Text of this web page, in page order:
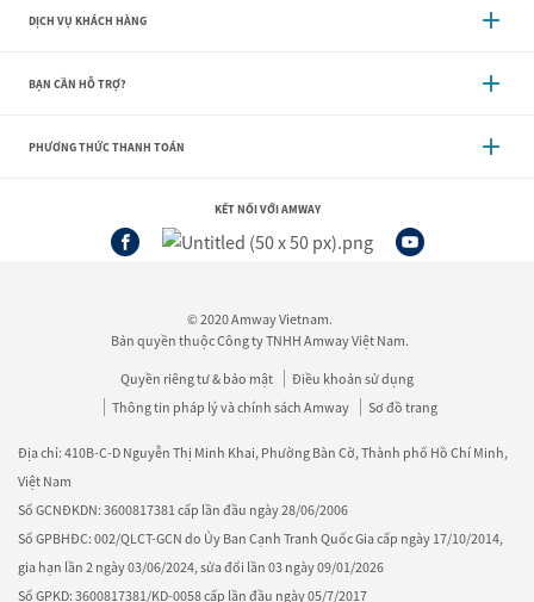
DỊCH VỤ KHÁCH HÀNG
BẠN CẦN HỖ TRỢ?
PHƯƠNG THỨC THANH TOÁN
KẾT NỐI VỚI AMWAY
© 2020 Amway Vietnam.
Bản quyền thuộc Công ty TNHH Amway Việt Nam.
Quyền riêng tư & bảo mật
Điều khoản sử dụng
Thông tin pháp lý và chính sách Amway
Sơ đồ trang
Địa chỉ: 410B-C-D Nguyễn Thị Minh Khai, Phường Bàn Cờ, Thành phố Hồ Chí Minh,
Việt Nam
Số GCNĐKDN: 3600817381 cấp lần đầu ngày 28/06/2006
Số GPBHĐC: 002/QLCT-GCN do Ủy Ban Cạnh Tranh Quốc Gia cấp ngày 17/10/2014,
gia hạn lần 2 ngày 03/06/2024, sửa đổi lần 03 ngày 09/01/2026
Số GPKD: 3600817381/KD-0058 cấp lần đầu ngày 05/7/2017